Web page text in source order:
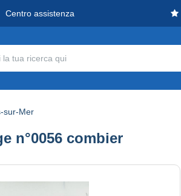
Centro assistenza
sur-Mer
n°0056 combier